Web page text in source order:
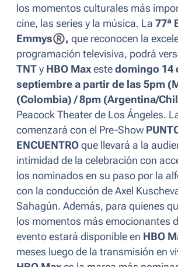
los momentos culturales más
cine, las series y la música. La 77ª
Emmys®, que reconocen la
programación televisiva, podrá
TNT y HBO Max este domingo 14
septiembre a partir de las 5pm
(Colombia) / 8pm (Argentina/
Peacock Theater de Los Ángeles.
comenzará con el Pre-Show
ENCUENTRO que llevará a la
intimidad de la celebración con
los nominados en su paso por la
con la conducción de Axel
Sahagún. Además, para quienes
los momentos más emocionantes
evento estará disponible en HBO
meses luego de la transmisión en